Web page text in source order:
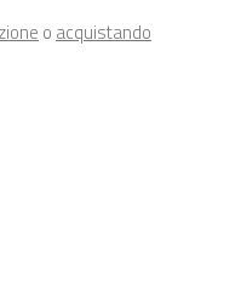
o acquistando